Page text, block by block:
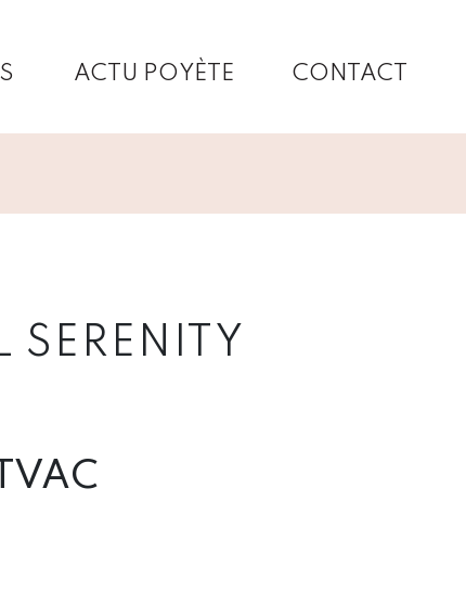
ACTU POYÈTE CONTACT
SERENITY
TVAC